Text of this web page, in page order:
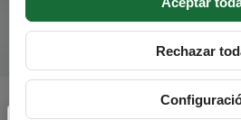
Cubre Carter -©
Rechazar